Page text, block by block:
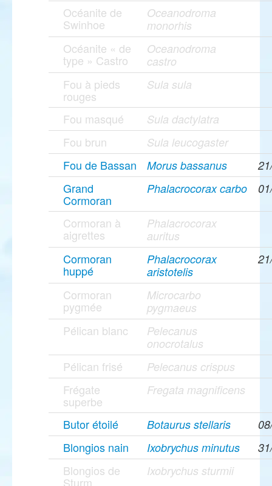
Océanite de
Swinhoe
Oceanodroma
monorhis
Océanite « de
type » Castro
Oceanodroma
castro
Fou à pieds
rouges
Sula sula
Fou masqué Sula dactylatra
Fou brun Sula leucogaster
Fou de Bassan Morus bassanus
Grand
Cormoran
Phalacrocorax carbo
Cormoran à
aigrettes
Phalacrocorax
auritus
Cormoran
huppé
Phalacrocorax
aristotelis
Cormoran
pygmée
Microcarbo
pygmaeus
Pélican blanc
Pelecanus
onocrotalus
Pélican frisé Pelecanus crispus
Frégate
superbe
Fregata magnificens
Butor étoilé Botaurus stellaris
Blongios nain Ixobrychus minutus
Blongios de
Sturm
Ixobrychus sturmii